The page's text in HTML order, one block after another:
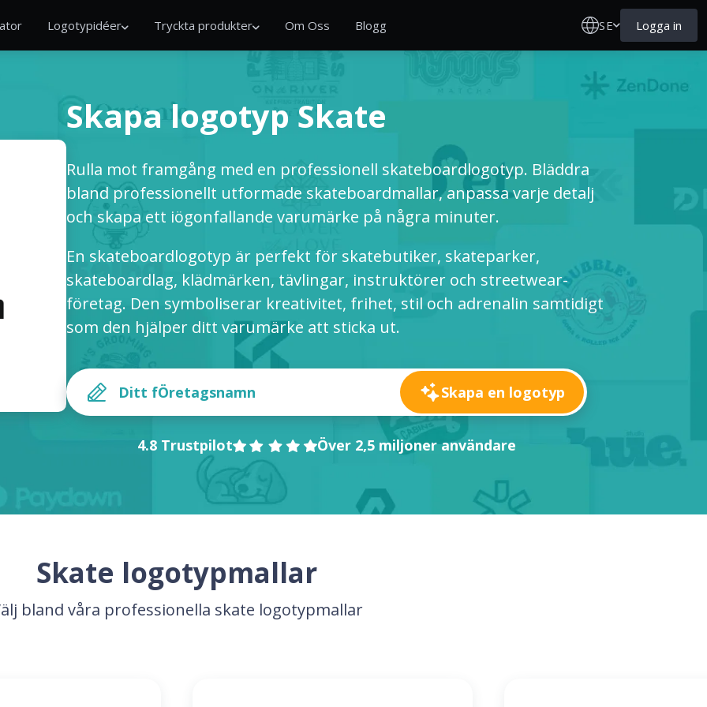
Logotypidéer Tryckta produkter Om Oss Blogg SE Logga in
Skapa logotyp Skate
Rulla mot framgång med en professionell skateboardlogotyp. Bläddra
bland professionellt utformade skateboardmallar, anpassa varje detalj
och skapa ett iögonfallande varumärke på några minuter.
En skateboardlogotyp är perfekt för skatebutiker, skateparker,
skateboardlag, klädmärken, tävlingar, instruktörer och streetwear-
företag. Den symboliserar kreativitet, frihet, stil och adrenalin samtidigt
som den hjälper ditt varumärke att sticka ut.
Skapa en logotyp
4.8 Trustpilot Över 2,5 miljoner användare
Skate logotypmallar
bland våra professionella skate logotypmallar